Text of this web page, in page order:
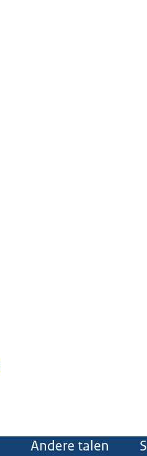
Andere talen